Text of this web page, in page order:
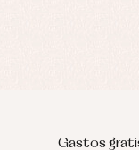
Gastos